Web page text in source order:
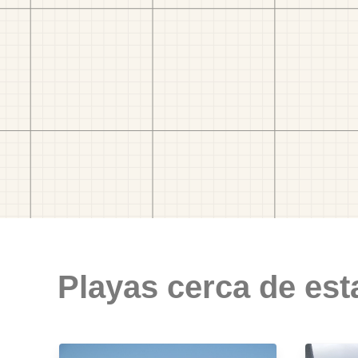
Playas cerca de